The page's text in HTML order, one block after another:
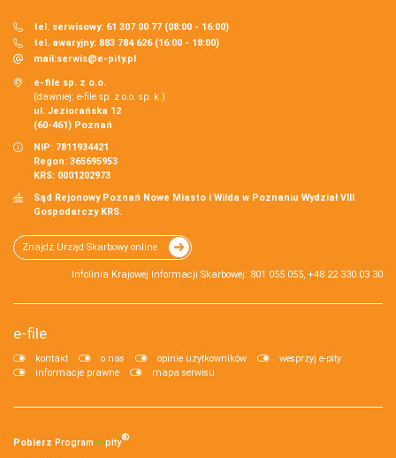
tel. serwisowy: 61 307 00 77 (08:00 - 16:00)
tel. awaryjny: 883 784 626 (16:00 - 18:00)
mail:serwis@e-pity.pl
e-file sp. z o.o.
(dawniej: e-file sp. z o.o. sp. k.)
ul. Jeziorańska 12
(60-461) Poznań
NIP: 7811934421
Regon: 365695953
KRS: 0001202973
Sąd Rejonowy Poznań Nowe Miasto i Wilda w Poznaniu Wydział VIII
Gospodarczy KRS.
Znajdź Urząd Skarbowy online
Infolinia Krajowej Informacji Skarbowej: 801 055 055, +48 22 330 03 30
e-file
kontakt o nas opinie użytkowników
wesprzyj e-pity
informacje prawne
mapa serwisu
Pobierz Program e‑pity®